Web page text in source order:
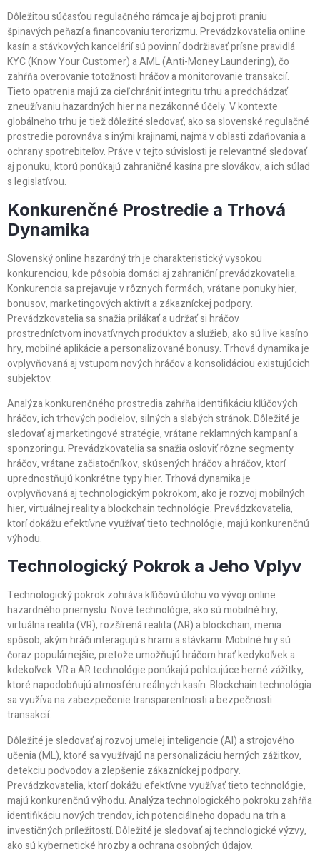
Dôležitou súčasťou regulačného rámca je aj boj proti praniu
špinavých peňazí a financovaniu terorizmu. Prevádzkovatelia online
kasín a stávkových kancelárií sú povinní dodržiavať prísne pravidlá
KYC (Know Your Customer) a AML (Anti-Money Laundering), čo
zahŕňa overovanie totožnosti hráčov a monitorovanie transakcií.
Tieto opatrenia majú za cieľ chrániť integritu trhu a predchádzať
zneužívaniu hazardných hier na nezákonné účely. V kontexte
globálneho trhu je tiež dôležité sledovať, ako sa slovenské regulačné
prostredie porovnáva s inými krajinami, najmä v oblasti zdaňovania a
ochrany spotrebiteľov. Práve v tejto súvislosti je relevantné sledovať
aj ponuku, ktorú ponúkajú zahraničné kasína pre slovákov, a ich súlad
s legislatívou.
Konkurenčné Prostredie a Trhová
Dynamika
Slovenský online hazardný trh je charakteristický vysokou
konkurenciou, kde pôsobia domáci aj zahraniční prevádzkovatelia.
Konkurencia sa prejavuje v rôznych formách, vrátane ponuky hier,
bonusov, marketingových aktivít a zákazníckej podpory.
Prevádzkovatelia sa snažia prilákať a udržať si hráčov
prostredníctvom inovatívnych produktov a služieb, ako sú live kasíno
hry, mobilné aplikácie a personalizované bonusy. Trhová dynamika je
ovplyvňovaná aj vstupom nových hráčov a konsolidáciou existujúcich
subjektov.
Analýza konkurenčného prostredia zahŕňa identifikáciu kľúčových
hráčov, ich trhových podielov, silných a slabých stránok. Dôležité je
sledovať aj marketingové stratégie, vrátane reklamných kampaní a
sponzoringu. Prevádzkovatelia sa snažia osloviť rôzne segmenty
hráčov, vrátane začiatočníkov, skúsených hráčov a hráčov, ktorí
uprednostňujú konkrétne typy hier. Trhová dynamika je
ovplyvňovaná aj technologickým pokrokom, ako je rozvoj mobilných
hier, virtuálnej reality a blockchain technológie. Prevádzkovatelia,
ktorí dokážu efektívne využívať tieto technológie, majú konkurenčnú
výhodu.
Technologický Pokrok a Jeho Vplyv
Technologický pokrok zohráva kľúčovú úlohu vo vývoji online
hazardného priemyslu. Nové technológie, ako sú mobilné hry,
virtuálna realita (VR), rozšírená realita (AR) a blockchain, menia
spôsob, akým hráči interagujú s hrami a stávkami. Mobilné hry sú
čoraz populárnejšie, pretože umožňujú hráčom hrať kedykoľvek a
kdekoľvek. VR a AR technológie ponúkajú pohlcujúce herné zážitky,
ktoré napodobňujú atmosféru reálnych kasín. Blockchain technológia
sa využíva na zabezpečenie transparentnosti a bezpečnosti
transakcií.
Dôležité je sledovať aj rozvoj umelej inteligencie (AI) a strojového
učenia (ML), ktoré sa využívajú na personalizáciu herných zážitkov,
detekciu podvodov a zlepšenie zákazníckej podpory.
Prevádzkovatelia, ktorí dokážu efektívne využívať tieto technológie,
majú konkurenčnú výhodu. Analýza technologického pokroku zahŕňa
identifikáciu nových trendov, ich potenciálneho dopadu na trh a
investičných príležitostí. Dôležité je sledovať aj technologické výzvy,
ako sú kybernetické hrozby a ochrana osobných údajov.